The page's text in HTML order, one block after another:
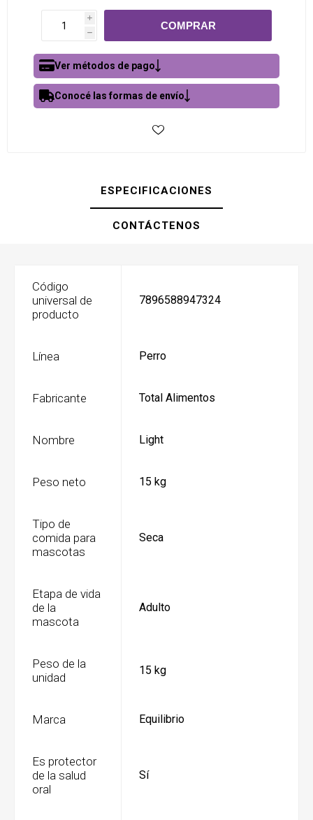
i
h
Ver métodos de pago
Conocé las formas de envío
ESPECIFICACIONES
CONTÁCTENOS
Código
universal de
producto
7896588947324
Línea Perro
Fabricante Total Alimentos
Nombre Light
Peso neto 15 kg
Tipo de
comida para
mascotas
Seca
Etapa de vida
de la
mascota
Adulto
Peso de la
unidad
15 kg
Marca Equilibrio
Es protector
de la salud
oral
Sí